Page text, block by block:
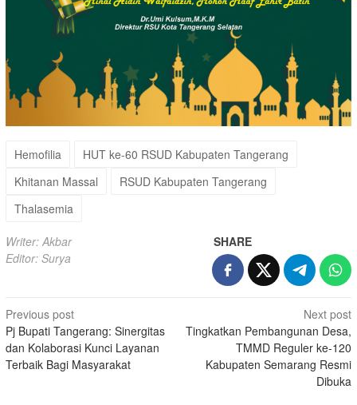
Hemofilia
HUT ke-60 RSUD Kabupaten Tangerang
Khitanan Massal
RSUD Kabupaten Tangerang
Thalasemia
Writer: Akbar
Editor: Surya
SHARE
Post
navigation
Previous post
Pj Bupati Tangerang: Sinergitas
dan Kolaborasi Kunci Layanan
Terbaik Bagi Masyarakat
Next post
Tingkatkan Pembangunan Desa,
TMMD Reguler ke-120
Kabupaten Semarang Resmi
Dibuka